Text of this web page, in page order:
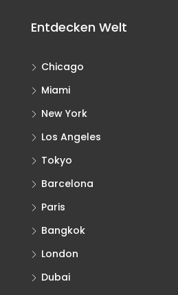
Entdecken Welt
Chicago
Miami
New York
Los Angeles
Tokyo
Barcelona
Paris
Bangkok
London
Dubai